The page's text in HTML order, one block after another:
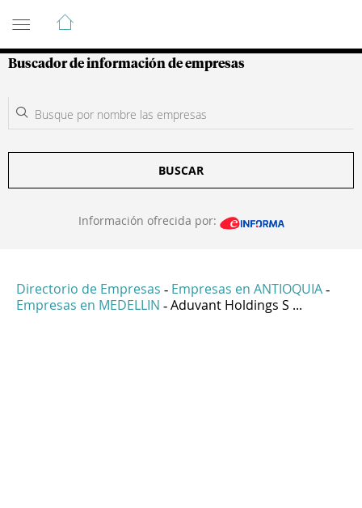
Guía de Empresas Colombianas
Buscador de información de empresas
BUSCAR
Información ofrecida por:
Directorio de Empresas - Empresas en ANTIOQUIA -
Empresas en MEDELLIN - Aduvant Holdings S ...